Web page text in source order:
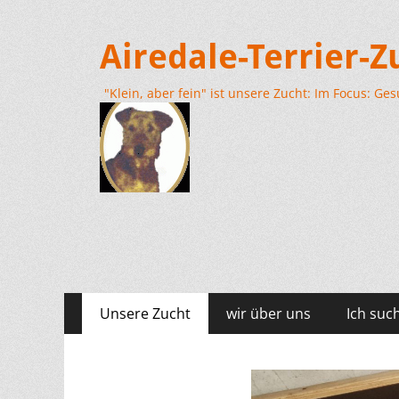
Airedale-Terrier-
"Klein, aber fein" ist unsere Zucht: Im Focus:
Primäres
Menü
Inhalt
Unsere Zucht wir über uns Ich